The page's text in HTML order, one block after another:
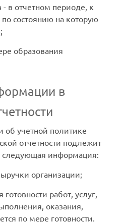
в отчетном периоде, к
по состоянию на которую
образования
в
об учетной политике
отчетности подлежит
информация:
организации;
работ, услуг,
оказания,
по мере готовности.